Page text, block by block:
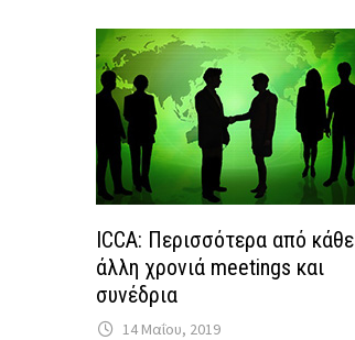
ICCA: Περισσότερα από κάθε
άλλη χρονιά meetings και
συνέδρια
14 Μαΐου, 2019